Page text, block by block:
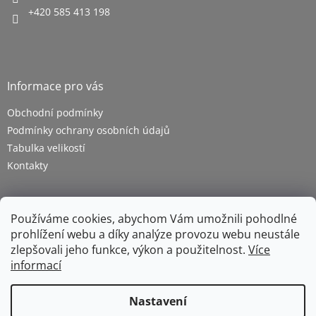
Používáme cookies, abychom Vám umožnili pohodlné
prohlížení webu a díky analýze provozu webu neustále
zlepšovali jeho funkce, výkon a použitelnost. Více
informací
Nastavení
+420 585 413 198
Informace pro vás
Obchodní podmínky
Podmínky ochrany osobních údajů
Tabulka velikostí
Kontakty